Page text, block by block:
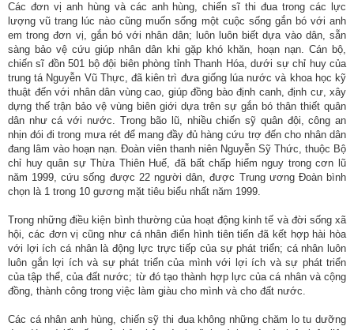
Các đơn vị anh hùng và các anh hùng, chiến sĩ thi đua trong các lực
lượng vũ trang lúc nào cũng muốn sống một cuộc sống gắn bó với anh
em trong đơn vị, gắn bó với nhân dân; luôn luôn biết dựa vào dân, sẵn
sàng bảo vệ cứu giúp nhân dân khi gặp khó khăn, hoạn nạn. Cán bộ,
chiến sĩ đồn 501 bộ đội biên phòng tỉnh Thanh Hóa, dưới sự chỉ huy của
trung tá Nguyễn Vũ Thực, đã kiên trì đưa giống lúa nước và khoa học kỹ
thuật đến với nhân dân vùng cao, giúp đồng bào định canh, định cư, xây
dựng thế trận bảo vệ vùng biên giới dựa trên sự gắn bó thân thiết quân
dân như cá với nước. Trong bão lũ, nhiều chiến sỹ quân đội, công an
nhịn đói đi trong mưa rét để mang đầy đủ hàng cứu trợ đến cho nhân dân
đang lâm vào hoạn nạn. Đoàn viên thanh niên Nguyễn Sỹ Thức, thuộc Bộ
chỉ huy quân sự Thừa Thiên Huế, đã bất chấp hiểm nguy trong cơn lũ
năm 1999, cứu sống được 22 người dân, được Trung ương Đoàn bình
chọn là 1 trong 10 gương mặt tiêu biểu nhất năm 1999.
Trong những điều kiện bình thường của hoạt động kinh tế và đời sống xã
hội, các đơn vị cũng như cá nhân điển hình tiên tiến đã kết hợp hài hòa
với lợi ích cá nhân là động lực trực tiếp của sự phát triển; cá nhân luôn
luôn gắn lợi ích và sự phát triển của mình với lợi ích và sự phát triển
của tập thể, của đất nước; từ đó tạo thành hợp lực của cá nhân và cộng
đồng, thành công trong việc làm giàu cho mình và cho đất nước.
Các cá nhân anh hùng, chiến sỹ thi đua không những chăm lo tu dưỡng